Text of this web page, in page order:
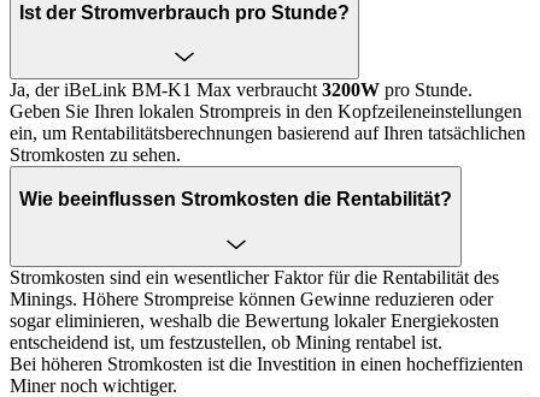
Ist der Stromverbrauch pro Stunde?
Ja, der iBeLink BM-K1 Max verbraucht 3200W pro Stunde.
Geben Sie Ihren lokalen Strompreis in den Kopfzeileneinstellungen
ein, um Rentabilitätsberechnungen basierend auf Ihren tatsächlichen
Stromkosten zu sehen.
Wie beeinflussen Stromkosten die Rentabilität?
Stromkosten sind ein wesentlicher Faktor für die Rentabilität des
Minings. Höhere Strompreise können Gewinne reduzieren oder
sogar eliminieren, weshalb die Bewertung lokaler Energiekosten
entscheidend ist, um festzustellen, ob Mining rentabel ist.
Bei höheren Stromkosten ist die Investition in einen hocheffizienten
Miner noch wichtiger.